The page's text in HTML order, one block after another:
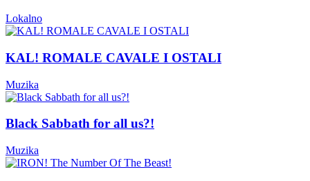
Lokalno
KAL! ROMALE CAVALE I OSTALI
Muzika
Black Sabbath for all us?!
Muzika